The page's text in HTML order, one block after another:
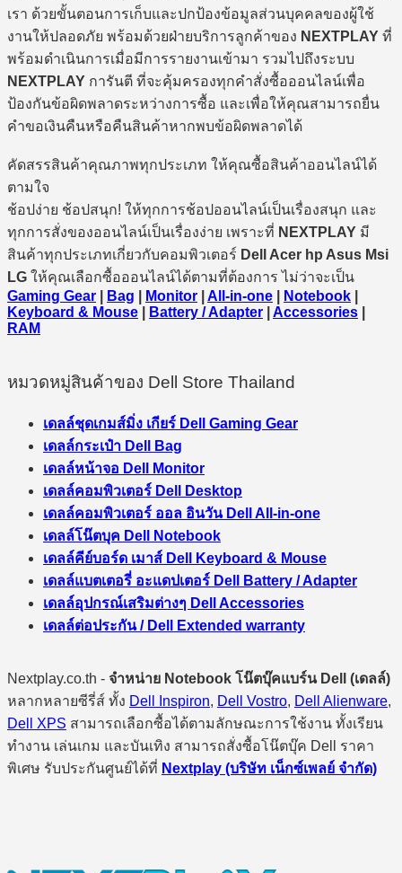
เรา ด้วยขั้นตอนการเก็บและปกป้องข้อมูลส่วนบุคคลของผู้ใช้
งานให้ปลอดภัย พร้อมด้วยฝ่ายบริการลูกค้าของ NEXTPLAY ที่
พร้อมดำเนินการเมื่อมีการรายงานเข้ามา รวมไปถึงระบบ
NEXTPLAY การันตี ที่จะคุ้มครองทุกคำสั่งซื้อออนไลน์เพื่อ
ป้องกันข้อผิดพลาดระหว่างการซื้อ และเพื่อให้คุณสามารถยื่น
คำขอเงินคืนหรือคืนสินค้าหากพบข้อผิดพลาดได้
คัดสรรสินค้าคุณภาพทุกประเภท ให้คุณซื้อสินค้าออนไลน์ได้
ตามใจ
ช้อปง่าย ช้อปสนุก! ให้ทุกการช้อปออนไลน์เป็นเรื่องสนุก และ
ทุกการสั่งของออนไลน์เป็นเรื่องง่าย เพราะที่ NEXTPLAY มี
สินค้าทุกประเภทเกี่ยวกับคอมพิวเตอร์ Dell Acer hp Asus Msi
LG ให้คุณเลือกซื้อออนไลน์ได้ตามที่ต้องการ ไม่ว่าจะเป็น
Gaming Gear
Bag Monitor All-in-one Notebook
Keyboard & Mouse
Battery / Adapter Accessories
RAM
หมวดหมู่สินค้าของ Dell Store Thailand
เดลล์ชุดเกมส์มิ่ง เกียร์ Dell Gaming Gear
เดลล์กระเป๋า Dell Bag
เดลล์หน้าจอ Dell Monitor
เดลล์คอมพิวเตอร์ Dell Desktop
เดลล์คอมพิวเตอร์ ออล อินวัน Dell All-in-one
เดลล์โน๊ตบุค Dell Notebook
เดลล์คีย์บอร์ด เมาส์ Dell Keyboard & Mouse
เดลล์แบตเตอรี่ อะแดปเตอร์ Dell Battery / Adapter
เดลล์อุปกรณ์เสริมต่างๆ Dell Accessories
เดลล์ต่อประกัน / Dell Extended warranty
Nextplay.co.th - จำหน่าย Notebook โน๊ตบุ๊คแบร์น Dell (เดลล์)
หลากหลายซีรี่ส์ ทั้ง Dell Inspiron, Dell Vostro, Dell Alienware,
Dell XPS สามารถเลือกซื้อได้ตามลักษณะการใช้งาน ทั้งเรียน
ทำงาน เล่นเกม และบันเทิง สามารถสั่งซื้อโน๊ตบุ๊ค Dell ราคา
พิเศษ รับประกันศูนย์ได้ที่ Nextplay (บริษัท เน็กซ์เพลย์ จำกัด)